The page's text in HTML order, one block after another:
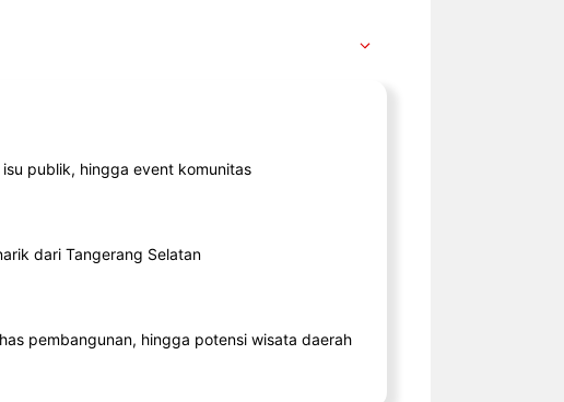
publik, hingga event komunitas
dari Tangerang Selatan
pembangunan, hingga potensi wisata daerah